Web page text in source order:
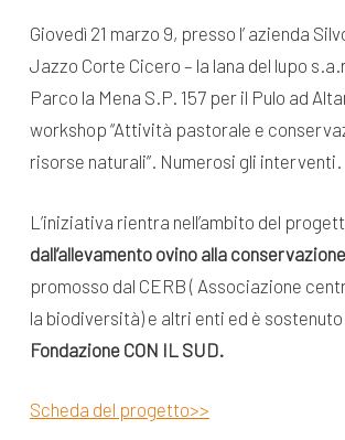
Giovedì 21 marzo 9, presso l’ azienda
Jazzo Corte Cicero – la lana del lupo
Parco la Mena S.P. 157 per il Pulo ad
workshop “Attività pastorale e
risorse naturali”. Numerosi gli interventi.
L’iniziativa rientra nell’ambito del
dall’allevamento ovino alla
promosso dal CERB ( Associazione
la biodiversità) e altri enti ed è sostenuto
Fondazione CON IL SUD.
Scheda del progetto>>